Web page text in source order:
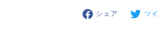
シェア ツ